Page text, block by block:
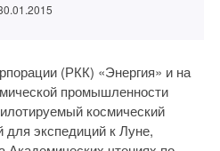
(РКК) «Энергия» и на
промышленности
космический
для экспедиций к Луне,